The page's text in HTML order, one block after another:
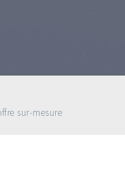
sur-mesure